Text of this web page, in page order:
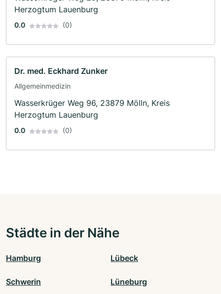
Herzogtum Lauenburg
0.0 (0)
Dr. med. Eckhard Zunker
Allgemeinmedizin
Wasserkrüger Weg 96, 23879 Mölln, Kreis
Herzogtum Lauenburg
0.0 (0)
Städte in der Nähe
Hamburg Lübeck
Schwerin Lüneburg